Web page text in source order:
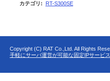
カテゴリ : RT-S300SE
Copyright (C) RAT Co.,Ltd. All Rights
手軽にサーバ運営が可能な固定IPサービ